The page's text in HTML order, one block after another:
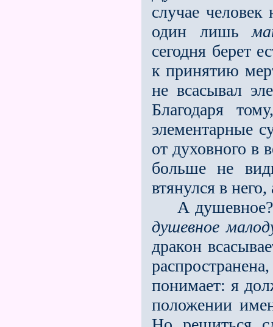
случае
один лишь
сегодня берет
к принятию
не всасывал
Благодаря
элементарные
от духовного в
больше не
втянулся в
А душевное?
душевное
дракон
понимает: я
положении